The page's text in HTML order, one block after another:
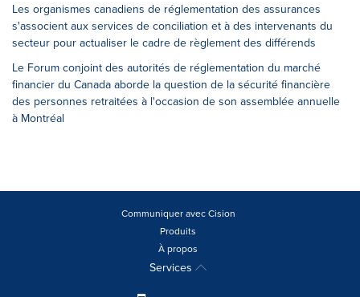
Les organismes canadiens de réglementation des assurances
s'associent aux services de conciliation et à des intervenants du
secteur pour actualiser le cadre de règlement des différends
Le Forum conjoint des autorités de réglementation du marché
financier du Canada aborde la question de la sécurité financière
des personnes retraitées à l'occasion de son assemblée annuelle
à Montréal
Communiquer avec Cision
Produits
À propos
Services